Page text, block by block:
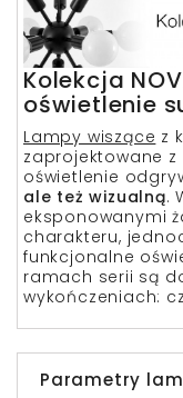
Kolekcja
oświetlenie
Lampy wiszące z
zaprojektowane
oświetlenie
ale też wizualną.
eksponowanymi
charakteru,
funkcjonalne
ramach serii są
wykończeniach:
Parametry